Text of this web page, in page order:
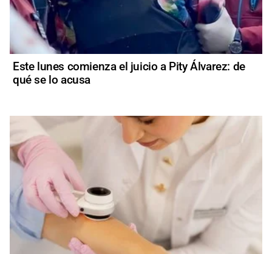
Este lunes comienza el juicio a Pity Álvarez: de
qué se lo acusa